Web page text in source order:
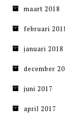
maart 2018
februari
januari 2018
december
juni 2017
april 2017